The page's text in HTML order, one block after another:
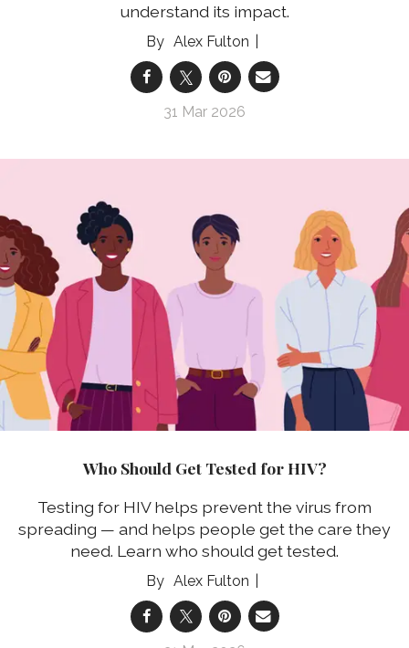
understand its impact.
Alex Fulton
31 Mar 2026
Who Should Get Tested for HIV?
Testing for HIV helps prevent the virus from
spreading — and helps people get the care they
need. Learn who should get tested.
Alex Fulton